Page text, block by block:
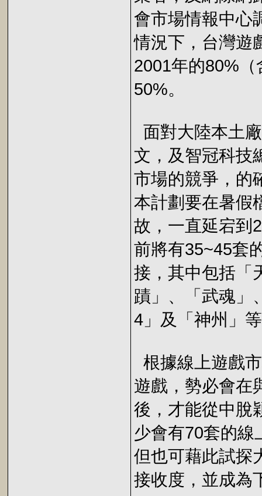
會市場情報中心
情況下，台灣遊
2001年的80%
50%。
面對大陸本土
文，及智冠科技
市場的競爭，的
本計劃要在暑假
故，一直延宕到
前將有35~45套
接，其中包括「
蹟」、「武魂」
4」及「神州」
根據線上遊戲
遊戲，勢必會在
後，才能從中脫
少會有70套的線
但也可藉此試探
接收度，並成為